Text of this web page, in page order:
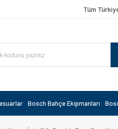
Tüm
Bosch Bahçe Ekipmanları